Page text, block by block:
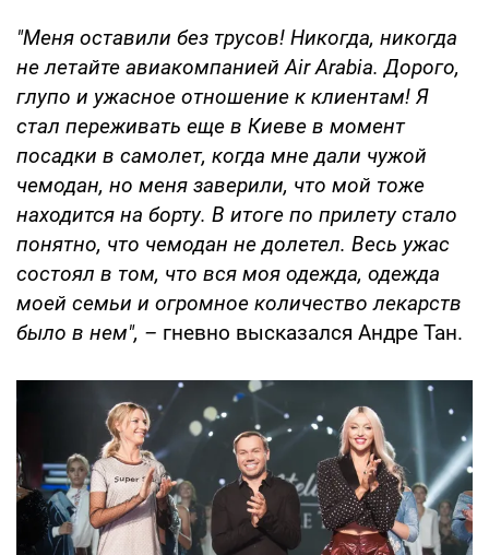
"Меня оставили без трусов! Никогда, никогда
не летайте авиакомпанией Air Arabia. Дорого,
глупо и ужасное отношение к клиентам! Я
стал переживать еще в Киеве в момент
посадки в самолет, когда мне дали чужой
чемодан, но меня заверили, что мой тоже
находится на борту. В итоге по прилету стало
понятно, что чемодан не долетел. Весь ужас
состоял в том, что вся моя одежда, одежда
моей семьи и огромное количество лекарств
было в нем", – гневно высказался Андре Тан.